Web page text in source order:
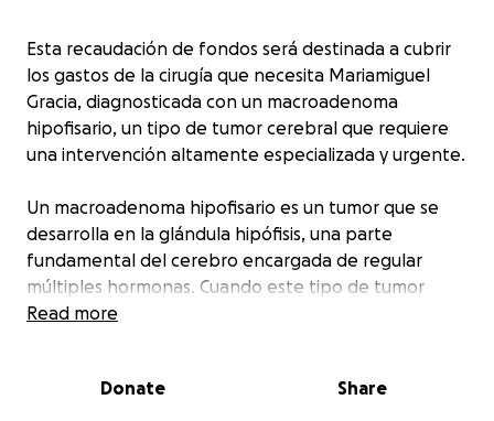
Esta recaudación de fondos será destinada a cubrir
los gastos de la cirugía que necesita Mariamiguel
Gracia, diagnosticada con un macroadenoma
hipofisario, un tipo de tumor cerebral que requiere
una intervención altamente especializada y urgente.
Un macroadenoma hipofisario es un tumor que se
desarrolla en la glándula hipófisis, una parte
fundamental del cerebro encargada de regular
múltiples hormonas. Cuando este tipo de tumor
crece, presiona estructuras muy delicadas. En el caso
visión. Si no se interviene a tiempo, podría presentar
Read more
Donate Share